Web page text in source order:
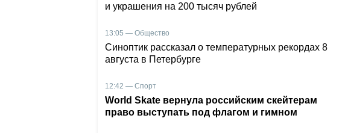
и украшения на 200 тысяч рублей
13:05 — Общество
Синоптик рассказал о температурных рекордах 8
августа в Петербурге
12:42 — Спорт
World Skate вернула российским скейтерам
право выступать под флагом и гимном